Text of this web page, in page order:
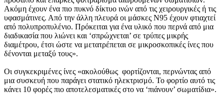
Ακόμη έχουν ένα πιο πυκνό δίκτυο ινών από τις χειρουργικές ή τις
υφασμάτινες. Από την άλλη πλευρά οι μάσκες N95 έχουν φτιαχτεί
από πολυπροπυλένιο. Πρόκειται για ένα υλικό που περνά από μια
διαδικασία που λιώνει και ‘σπρώχνεται’ σε τρύπες μικρής
διαμέτρου, έτσι ώστε να μετατρέπεται σε μικροσκοπικές ίνες που
δένονται μεταξύ τους».
Οι συγκεκριμένες ίνες «ακολούθως φορτίζονται, περνώντας από
μια συσκευή που παράγει στατικό ηλεκτρισμό. Το φορτίο αυτό τις
κάνει 10 φορές πιο αποτελεσματικές στο να ‘πιάνουν’ σωματίδια».